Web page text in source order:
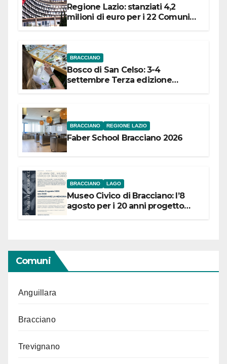
Regione Lazio: stanziati 4,2
milioni di euro per i 22 Comuni
BRACCIANO
Bosco di San Celso: 3-4
settembre Terza edizione
BRACCIANO REGIONE LAZIO
Faber School Bracciano 2026
BRACCIANO LAGO
Museo Civico di Bracciano: l’8
agosto per i 20 anni progetto
Comuni
Anguillara
Bracciano
Trevignano